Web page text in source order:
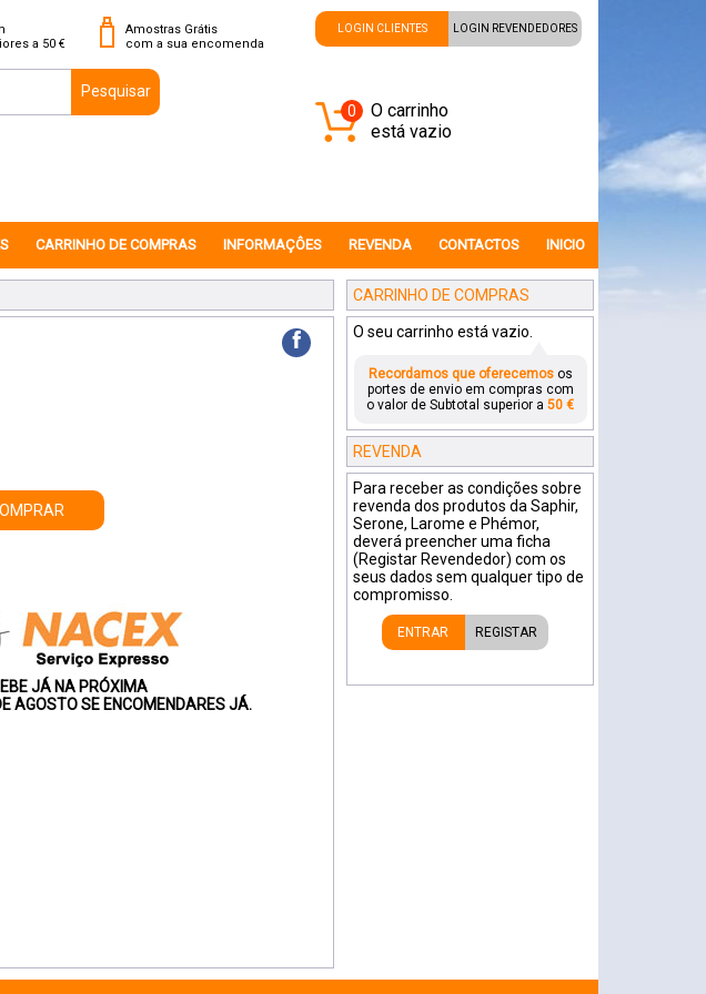
a 50 €
Amostras Grátis
com a sua encomenda
Pesquisar
LOGIN CLIENTES LOGIN REVENDEDORES
0
O carrinho
está vazio
CARRINHO DE COMPRAS INFORMAÇÔES REVENDA CONTACTOS INICIO
JÁ NA PRÓXIMA
AGOSTO SE ENCOMENDARES JÁ.
f
CARRINHO DE COMPRAS
O seu carrinho está vazio.
Recordamos que oferecemosos
portes de envio em compras com
o valor de Subtotal superior a 50 €
REVENDA
Para receber as condições sobre
revenda dos produtos da Saphir,
Serone, Larome e Phémor,
deverá preencher uma ficha
(Registar Revendedor) com os
seus dados sem qualquer tipo de
compromisso.
ENTRAR REGISTAR